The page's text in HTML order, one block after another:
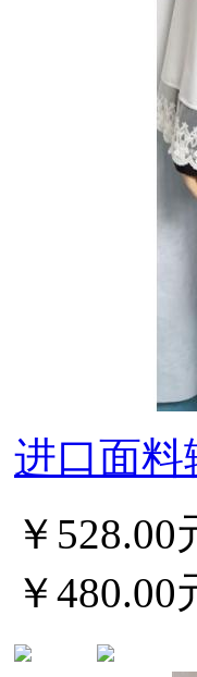
进口面料
￥528.00
￥480.00